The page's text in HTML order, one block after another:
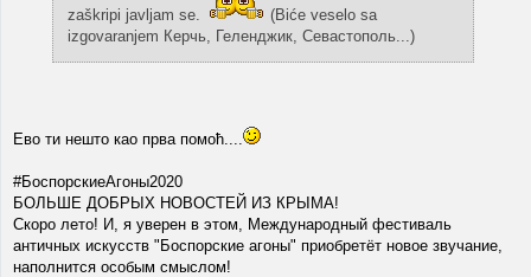
zaškripi javljam se.
(Biće veselo sa
izgovaranjem Керчь, Геленджик, Севастополь...)
Ево ти нешто као прва помоћ....
#БоспорскиеАгоны2020
БОЛЬШЕ ДОБРЫХ НОВОСТЕЙ ИЗ КРЫМА!
Скоро лето! И, я уверен в этом, Международный фестиваль
античных искусств "Боспорские агоны" приобретёт новое звучание,
наполнится особым смыслом!